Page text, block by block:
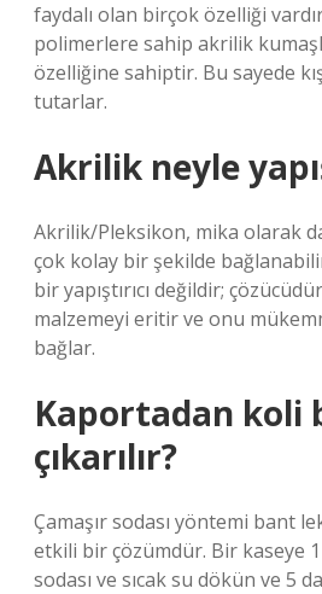
faydalı olan birçok özelliği
polimerlere sahip akrilik
özelliğine sahiptir. Bu sayede
tutarlar.
Akrilik neyle
Akrilik/Pleksikon, mika olarak
çok kolay bir şekilde
bir yapıştırıcı değildir;
malzemeyi eritir ve onu
bağlar.
Kaportadan koli
çıkarılır?
Çamaşır sodası yöntemi bant
etkili bir çözümdür. Bir kaseye 1
sodası ve sıcak su dökün ve 5